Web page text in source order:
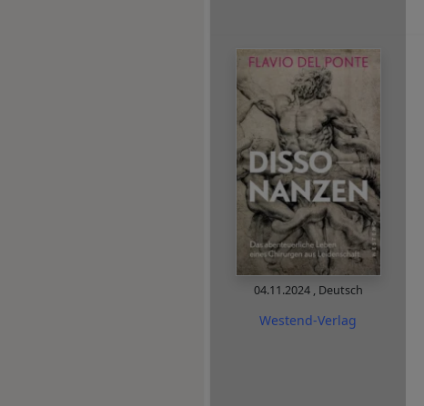
04.11.2024 , Deutsch
Westend-Verlag